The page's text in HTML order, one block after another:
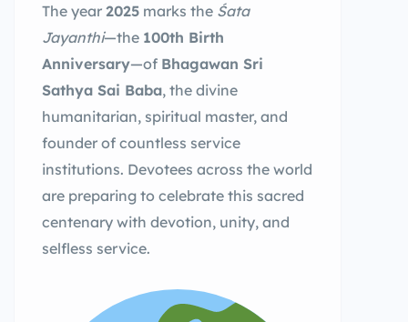
The year 2025 marks the Śata
Jayanthi—the 100th Birth
Anniversary—of Bhagawan Sri
Sathya Sai Baba, the divine
humanitarian, spiritual master, and
founder of countless service
institutions. Devotees across the world
are preparing to celebrate this sacred
centenary with devotion, unity, and
selfless service.